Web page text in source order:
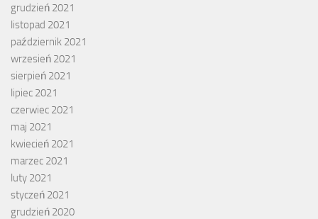
grudzień 2021
listopad 2021
październik 2021
wrzesień 2021
sierpień 2021
lipiec 2021
czerwiec 2021
maj 2021
kwiecień 2021
marzec 2021
luty 2021
styczeń 2021
grudzień 2020